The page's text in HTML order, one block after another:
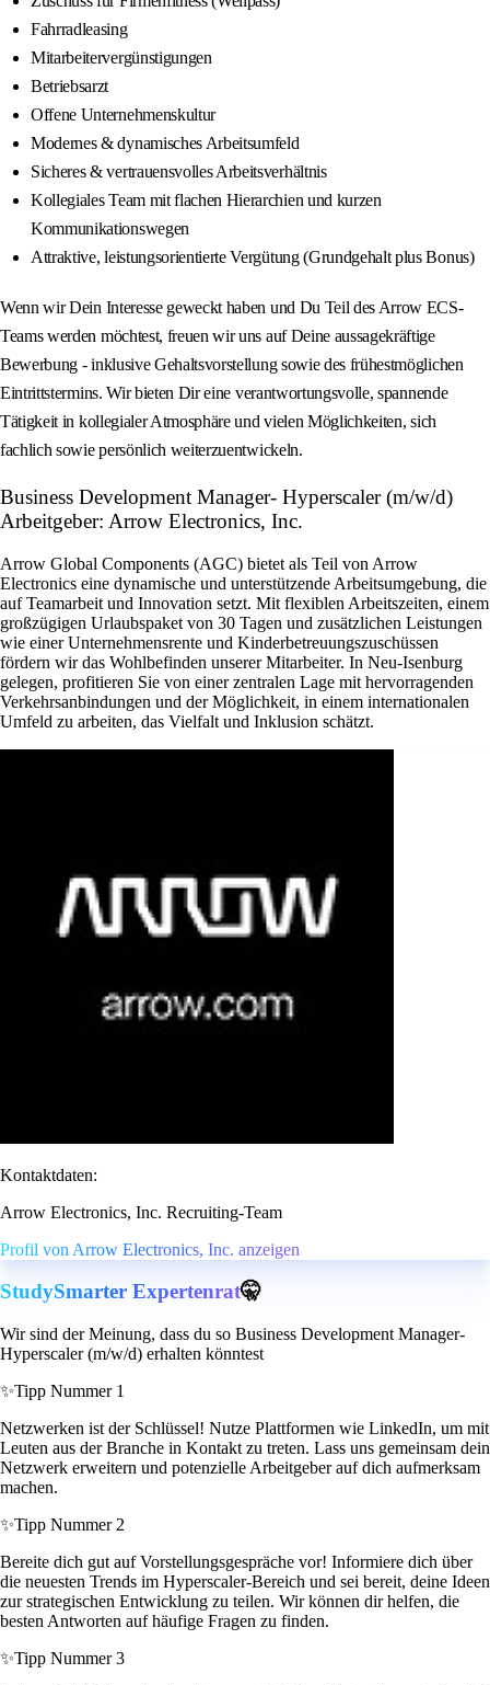
Fahrradleasing
Mitarbeitervergünstigungen
Betriebsarzt
Offene Unternehmenskultur
Modernes & dynamisches Arbeitsumfeld
Sicheres & vertrauensvolles Arbeitsverhältnis
Kollegiales Team mit flachen Hierarchien und kurzen
Kommunikationswegen
Attraktive, leistungsorientierte Vergütung (Grundgehalt plus Bonus)
Wenn wir Dein Interesse geweckt haben und Du Teil des Arrow ECS-
Teams werden möchtest, freuen wir uns auf Deine aussagekräftige
Bewerbung - inklusive Gehaltsvorstellung sowie des frühestmöglichen
Eintrittstermins. Wir bieten Dir eine verantwortungsvolle, spannende
Tätigkeit in kollegialer Atmosphäre und vielen Möglichkeiten, sich
fachlich sowie persönlich weiterzuentwickeln.
Business Development Manager- Hyperscaler (m/w/d)
Arbeitgeber: Arrow Electronics, Inc.
Arrow Global Components (AGC) bietet als Teil von Arrow
Electronics eine dynamische und unterstützende Arbeitsumgebung, die
auf Teamarbeit und Innovation setzt. Mit flexiblen Arbeitszeiten, einem
großzügigen Urlaubspaket von 30 Tagen und zusätzlichen Leistungen
wie einer Unternehmensrente und Kinderbetreuungszuschüssen
fördern wir das Wohlbefinden unserer Mitarbeiter. In Neu-Isenburg
gelegen, profitieren Sie von einer zentralen Lage mit hervorragenden
Verkehrsanbindungen und der Möglichkeit, in einem internationalen
Umfeld zu arbeiten, das Vielfalt und Inklusion schätzt.
Kontaktdaten:
Arrow Electronics, Inc. Recruiting-Team
Profil von Arrow Electronics, Inc. anzeigen
StudySmarter Expertenrat🤫
Wir sind der Meinung, dass du so Business Development Manager-
Hyperscaler (m/w/d) erhalten könntest
✨Tipp Nummer 1
Netzwerken ist der Schlüssel! Nutze Plattformen wie LinkedIn, um mit
Leuten aus der Branche in Kontakt zu treten. Lass uns gemeinsam dein
Netzwerk erweitern und potenzielle Arbeitgeber auf dich aufmerksam
machen.
✨Tipp Nummer 2
Bereite dich gut auf Vorstellungsgespräche vor! Informiere dich über
die neuesten Trends im Hyperscaler-Bereich und sei bereit, deine Ideen
zur strategischen Entwicklung zu teilen. Wir können dir helfen, die
besten Antworten auf häufige Fragen zu finden.
✨Tipp Nummer 3